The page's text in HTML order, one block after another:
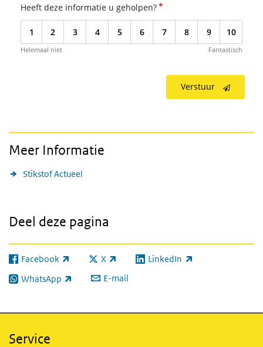
Heeft deze informatie u geholpen?*
1 2 3 4 5 6 7 8 9 10
Helemaal niet Fantastisch
Verstuur
Meer Informatie
Stikstof Actueel
Deel deze pagina
Facebook
(externe link) X
(externe link) LinkedIn
(externe link)
WhatsApp
(externe link) E-mail
Service